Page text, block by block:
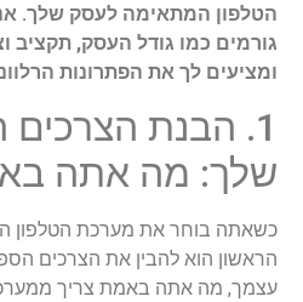
הטלפון המתאימה לעסק שלך.
גורמים כמו גודל העסק, תקציב
ומציעים לך את הפתרונות
1. הבנת הצרכים
שלך: מה אתה
כשאתה בוחר את מערכת הטלפון
הראשון הוא להבין את הצרכים
עצמך, מה אתה באמת צריך